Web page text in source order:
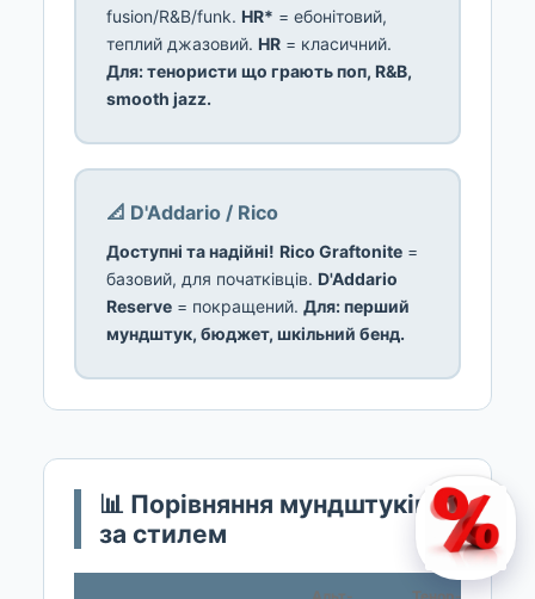
fusion/R&B/funk. HR* = ебонітовий,
теплий джазовий. HR = класичний.
Для: тенористи що грають поп, R&B,
smooth jazz.
📐 D'Addario / Rico
Доступні та надійні! Rico Graftonite =
базовий, для початківців. D'Addario
Reserve = покращений. Для: перший
мундштук, бюджет, шкільний бенд.
📊 Порівняння мундштуків
за стилем